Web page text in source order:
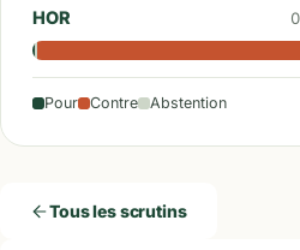
HOR 0
Pour Contre Abstention
Tous les scrutins